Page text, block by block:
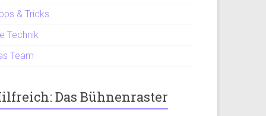
& Tricks
Technik
Team
Das Bühnenraster